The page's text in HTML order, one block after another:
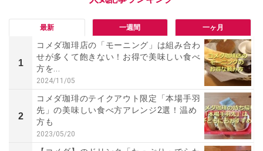
最新 一週間 一ヶ月
1
コメダ珈琲店の「モーニング」は組み合わ
せが多くて飽きない！お得で美味しい食べ
方を...
2024/11/05
2
コメダ珈琲のテイクアウト限定「本場手羽
先」の美味しい食べ方アレンジ2選！温め
方も
2023/05/20